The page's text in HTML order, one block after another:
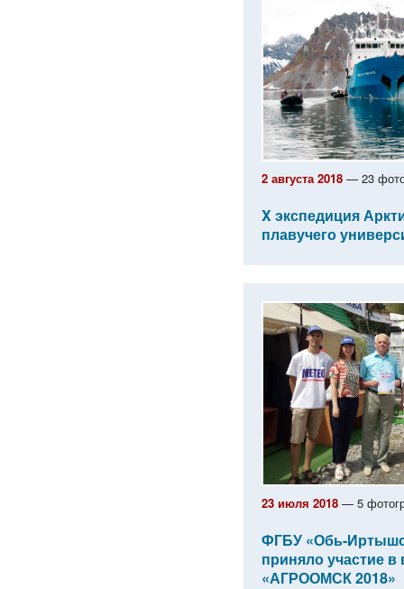
2 августа 2018 — 23
X экспедиция
плавучего
23 июля 2018 — 5
ФГБУ «Обь-
приняло участие в
«АГРООМСК 2018»